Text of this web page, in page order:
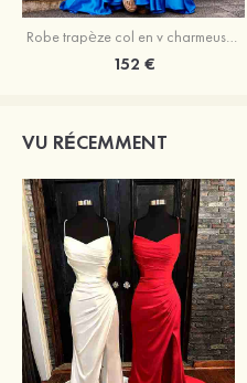
Robe trapèze col en v charmeuse traîne balayage robe de bal
152 €
VU RÉCEMMENT